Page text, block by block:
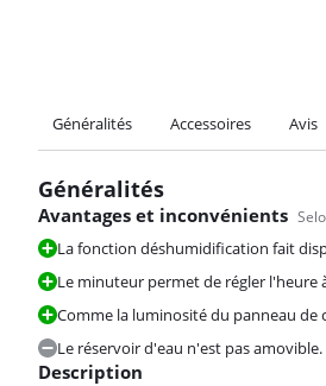
Généralités Accessoires Avis
Généralités
Avantages et inconvénients
La fonction déshumidification fait
Le minuteur permet de régler
Comme la luminosité du panneau de
Le réservoir d'eau n'est pas amovible.
Description